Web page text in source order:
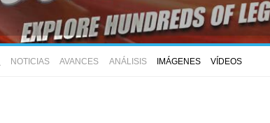
NOTICIAS AVANCES ANÁLISIS IMÁGENES VÍDEOS